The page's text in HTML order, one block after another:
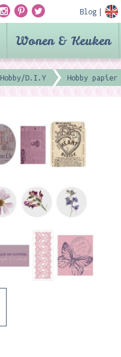
Blog
Wonen & Keuken
Hobby/D.I.Y Hobby papier